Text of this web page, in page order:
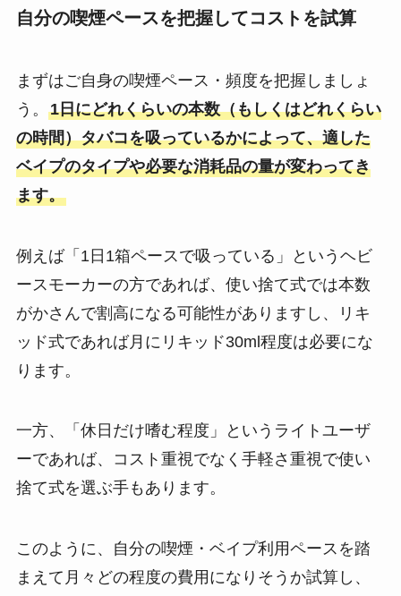
自分の喫煙ペースを把握してコストを試算
まずはご自身の喫煙ペース・頻度を把握しましょ
う。 1日にどれくらいの本数（もしくはどれくらい
の時間）タバコを吸っているかによって、適した
ベイプのタイプや必要な消耗品の量が変わってき
ます。
例えば「1日1箱ペースで吸っている」というヘビ
ースモーカーの方であれば、使い捨て式では本数
がかさんで割高になる可能性がありますし、リキ
ッド式であれば月にリキッド30ml程度は必要にな
ります。
一方、「休日だけ嗜む程度」というライトユーザ
ーであれば、コスト重視でなく手軽さ重視で使い
捨て式を選ぶ手もあります。
このように、自分の喫煙・ベイプ利用ペースを踏
まえて月々どの程度の費用になりそうか試算し、